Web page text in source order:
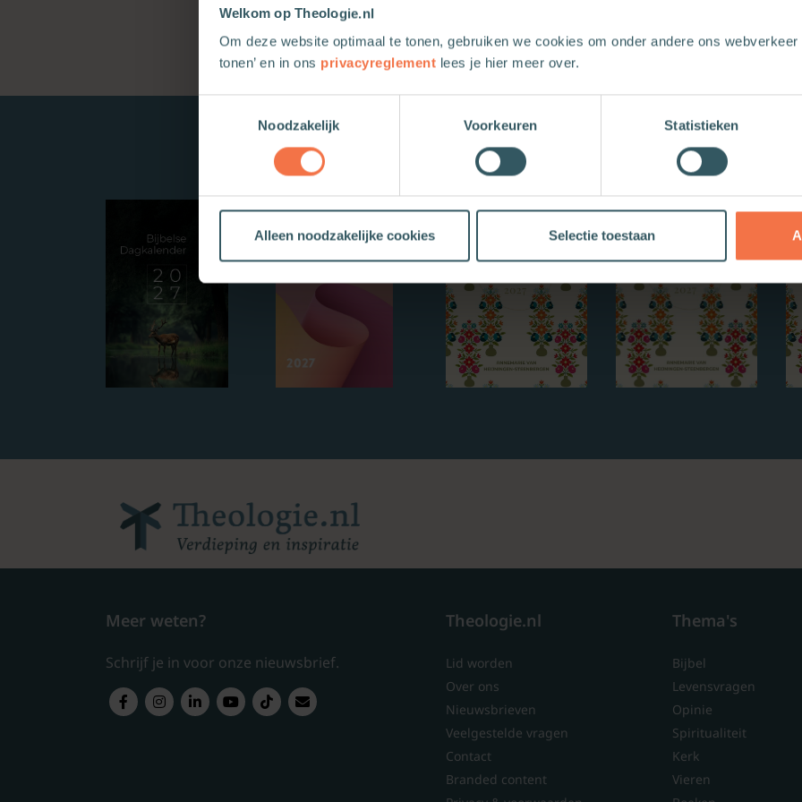
Welkom op Theologie.nl
Om deze website optimaal te tonen, gebruiken we cookies om onder andere ons webverkeer
tonen’ en in ons privacyreglement lees je hier meer over.
Noodzakelijk
Voorkeuren Statistieken
Alleen noodzakelijke cookies Selectie toestaan
Nieuwe boeken
Meer weten?
Schrijf je in voor onze nieuwsbrief.
Theologie.nl
Lid worden
Over ons
Nieuwsbrieven
Veelgestelde vragen
Contact
Branded content
Thema's
Bijbel
Levensvragen
Opinie
Spiritualiteit
Kerk
Vieren